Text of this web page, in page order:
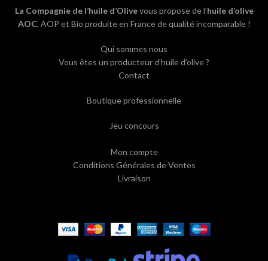
La Compagnie de l’huile d’Olivevous propose de l’huile d’olive
AOC, AOP et Bio produite en France de qualité incomparable !
Qui sommes nous
Vous êtes un producteur d’huile d’olive ?
Contact
Boutique professionnelle
Jeu concours
Mon compte
Conditions Générales de Ventes
Livraison